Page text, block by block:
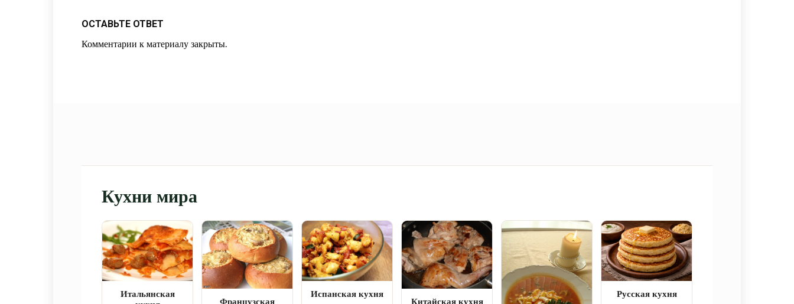
ОСТАВЬТЕ ОТВЕТ
Комментарии к материалу закрыты.
Кухни мира
Итальянская
Французская
Испанская кухня
Китайская кухня
Русская кухня